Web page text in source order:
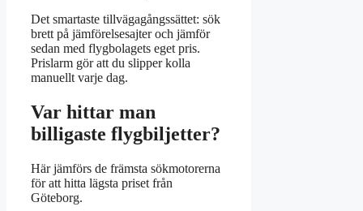
Det smartaste tillvägagångssättet: sök
brett på jämförelsesajter och jämför
sedan med flygbolagets eget pris.
Prislarm gör att du slipper kolla
manuellt varje dag.
Var hittar man
billigaste flygbiljetter?
Här jämförs de främsta sökmotorerna
för att hitta lägsta priset från
Göteborg.